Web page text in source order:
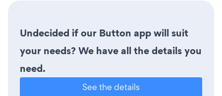
Undecided if our Button app will suit
your needs? We have all the details you
need.
See the details